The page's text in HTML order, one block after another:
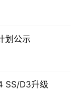
划公示
SS/D3升级